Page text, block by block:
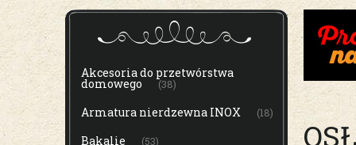
MENU
Akcesoria do przetwórstwa
domowego (38)
Armatura nierdzewna INOX (18)
Bakalie (53)